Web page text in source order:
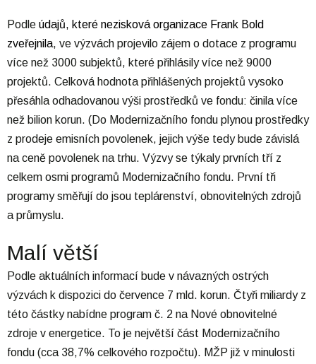
Podle údajů, které nezisková organizace Frank Bold
zveřejnila, ve výzvách projevilo zájem o dotace z programu
více než 3000 subjektů, které přihlásily více než 9000
projektů. Celková hodnota přihlášených projektů vysoko
přesáhla odhadovanou výši prostředků ve fondu: činila více
než bilion korun. (Do Modernizačního fondu plynou prostředky
z prodeje emisních povolenek, jejich výše tedy bude závislá
na ceně povolenek na trhu. Výzvy se týkaly prvních tří z
celkem osmi programů Modernizačního fondu. První tři
programy směřují do jsou teplárenství, obnovitelných zdrojů
a průmyslu.
Malí větší
Podle aktuálních informací bude v návazných ostrých
výzvách k dispozici do července 7 mld. korun. Čtyři miliardy z
této částky nabídne program č. 2 na Nové obnovitelné
zdroje v energetice. To je největší část Modernizačního
fondu (cca 38,7% celkového rozpočtu). MŽP již v minulosti